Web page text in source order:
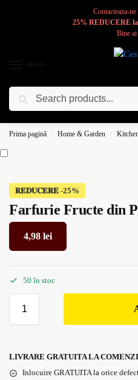
Contacteaza-
25% REDUCERE
Bine
Cesiro
Prima pagină / Home & Garden /
𝐑𝐄𝐃𝐔𝐂𝐄𝐑𝐄
Farfurie Fructe din
4,98 lei
50 în stoc
LIVRARE GRATUITA LA
Inlocuire GRATUITA la orice